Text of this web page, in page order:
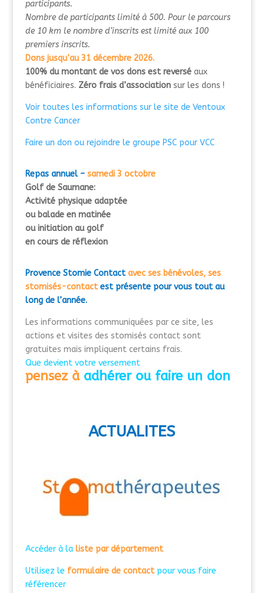
participants.
Nombre de participants limité à 500. Pour le parcours
de 10 km le nombre d’inscrits est limité aux 100
premiers inscrits.
Dons jusqu’au 31 décembre 2026.
100% du montant de vos dons est reverséaux
bénéficiaires. Zéro frais d’associationsur les dons !
Voir toutes les informations sur le site de Ventoux
Contre Cancer
Faire un don ou rejoindre le groupe PSC pour VCC
Repas annuel – samedi 3 octobre
Golf de Saumane:
Activité physique adaptée
ou balade en matinée
ou initiation au golf
en cours de réflexion
Provence Stomie Contactavec ses bénévoles, ses
stomisés-contactest présente pour vous tout au
long de l’année.
Les informations communiquées par ce site, les
actions et visites des stomisés contact sont
gratuites mais impliquent certains frais.
Que devient votre versement
pensez à adhérer ou faire un don
ACTUALITES
Accéder à laliste par département
Utilisez le formulaire de contactpour vous faire
référencer